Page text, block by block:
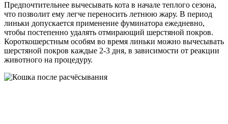
Предпочтительнее вычесывать кота в начале теплого сезона,
что позволит ему легче переносить летнюю жару. В период
линьки допускается применение фуминатора ежедневно,
чтобы постепенно удалять отмирающий шерстяной покров.
Короткошерстным особям во время линьки можно вычесывать
шерстяной покров каждые 2-3 дня, в зависимости от реакции
животного на процедуру.